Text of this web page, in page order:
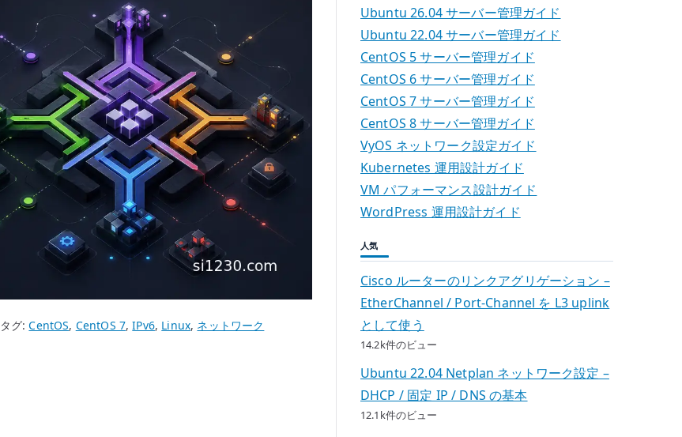
タグ:CentOS, CentOS 7,IPv6, Linux, ネットワーク
Ubuntu 26.04 サーバー管理ガイド
Ubuntu 22.04 サーバー管理ガイド
CentOS 5 サーバー管理ガイド
CentOS 6 サーバー管理ガイド
CentOS 7 サーバー管理ガイド
CentOS 8 サーバー管理ガイド
VyOS ネットワーク設定ガイド
Kubernetes 運用設計ガイド
VM パフォーマンス設計ガイド
WordPress 運用設計ガイド
人気
Cisco ルーターのリンクアグリゲーション –
EtherChannel / Port-Channel を L3 uplink
として使う
14.2k件のビュー
Ubuntu 22.04 Netplan ネットワーク設定 –
DHCP / 固定 IP / DNS の基本
12.1k件のビュー